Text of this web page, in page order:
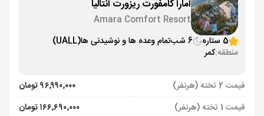
آمارا کامفورت ریزورت آنتالیا
Amara Comfort Resort
5 ستاره
6 شب تمام وعده ها و نوشیدنی ها(UALL)
منطقه:کمر
قیمت 2 تخته (هرنفر)
۹۶٬۹۹۰٬۰۰۰ تومان
قیمت 1 تخته (هرنفر)
۱۶۶٬۶۹۰٬۰۰۰ تومان